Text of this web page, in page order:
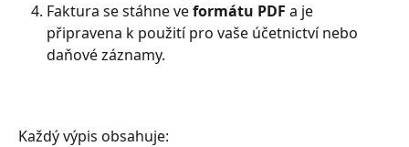
Faktura se stáhne ve formátu PDF a je
připravena k použití pro vaše účetnictví nebo
daňové záznamy.
Každý výpis obsahuje: